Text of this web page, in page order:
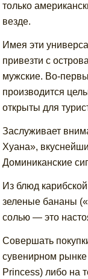
только
везде.
Имея эти
привезти с
мужские. Во-
производится
открыты для
Заслуживает
Хуана»,
Доминиканские
Из блюд
зеленые бананы
солью — это
Совершать
сувенирном
Princess) либо на